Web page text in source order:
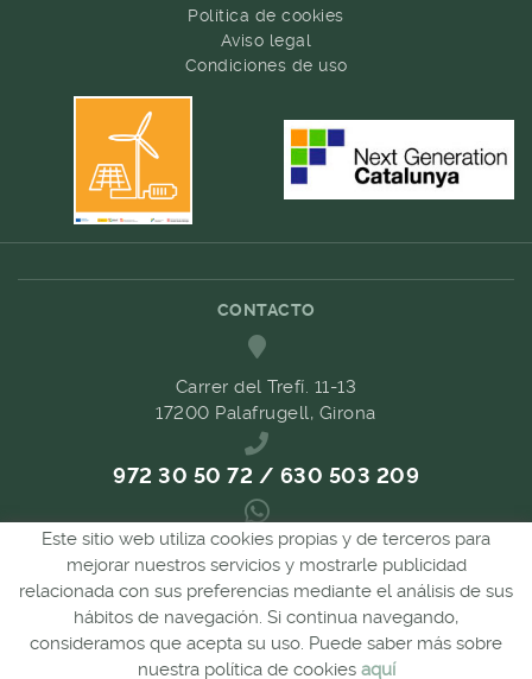
Política de cookies
Aviso legal
Condiciones de uso
CONTACTO
Carrer del Trefí. 11-13
17200 Palafrugell, Girona
972 30 50 72 / 630 503 209
689 657 489
comandes@forpasgastronomia.com
Este sitio web utiliza cookies propias y de terceros para
mejorar nuestros servicios y mostrarle publicidad
relacionada con sus preferencias mediante el análisis de sus
hábitos de navegación. Si continua navegando,
consideramos que acepta su uso. Puede saber más sobre
nuestra política de cookies aquí